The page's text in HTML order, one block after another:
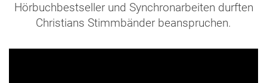
Hörbuchbestseller und Synchronarbeiten durften
Christians Stimmbänder beanspruchen.